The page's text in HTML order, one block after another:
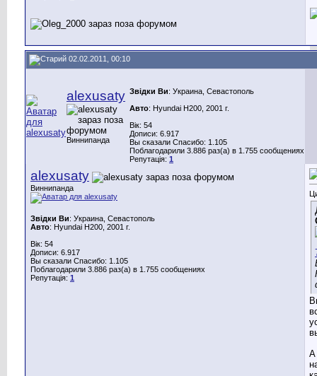
02.02.2011, 00:10
alexusaty
Виннипанда
Звідки Ви: Украина, Севастополь
Авто: Hyundai H200, 2001 г.
Вік: 54
Дописи: 6.917
Вы сказали Спасибо: 1.105
Поблагодарили 3.886 раз(а) в 1.755 сообщениях
Репутація: 1
alexusaty
Виннипанда
Звідки Ви: Украина, Севастополь
Авто: Hyundai H200, 2001 г.
Вік: 54
Дописи: 6.917
Вы сказали Спасибо: 1.105
Поблагодарили 3.886 раз(а) в 1.755 сообщениях
Репутація: 1
А